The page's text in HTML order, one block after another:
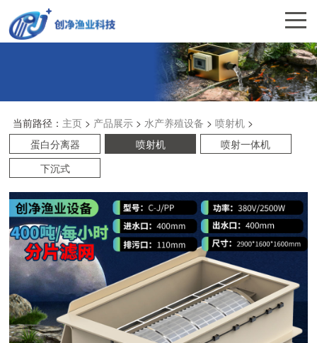
当前路径： 主页> 产品展示> 水产养殖设备 > 喷射机>
蛋白分离器
喷射机
喷射一体机
下沉式